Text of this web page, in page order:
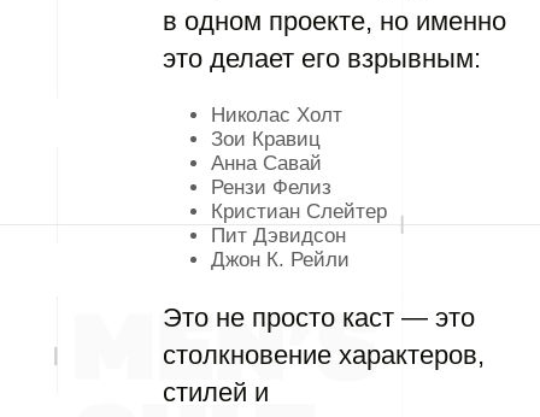
в одном проекте, но именно
это делает его взрывным:
Николас Холт
Зои Кравиц
Анна Савай
Рензи Фелиз
Кристиан Слейтер
Пит Дэвидсон
Джон К. Рейли
Это не просто каст — это
столкновение характеров,
стилей и